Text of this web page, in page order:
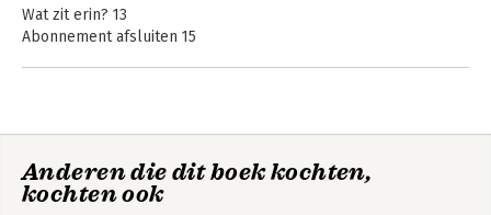
Van SEO naar GEO
Laat Copilot voor je
Wat zit erin? 13
Abonnement afsluiten 15
2 Plug-ins gebruiken 27
Plug-ins activeren 27
Anderen die dit boek kochten,
kochten ook